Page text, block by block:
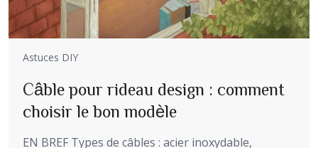
Astuces DIY
Câble pour rideau design : comment
choisir le bon modèle
EN BREF Types de câbles : acier inoxydable,